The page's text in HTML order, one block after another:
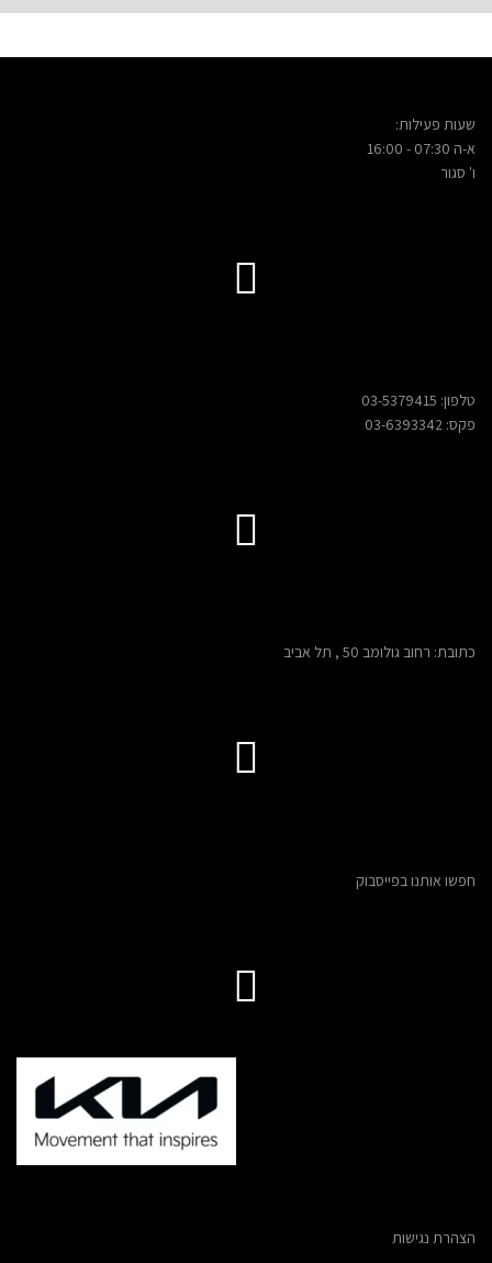
שעות פעילות:
א-ה 07:30 - 16:00
ו' סגור
טלפון: 03-5379415
פקס: 03-6393342
כתובת: רחוב גולומב 50 , תל אביב
חפשו אותנו בפייסבוק
הצהרת נגישות